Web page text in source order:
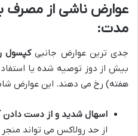
عوارض ناشی از مصرف
مدت:
جدی ترین عوارض جانبیکپسول
بیش از دوز توصیه شده یا
هفته) رخ می دهند. این عوارض
اسهال شدید و از دست دادن
از حد رولاکس می تواند